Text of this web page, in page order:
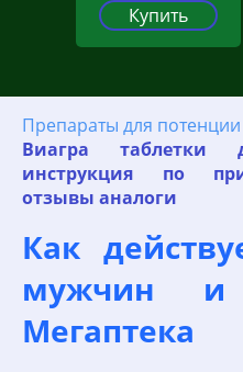
Купить
Препараты для потенции
Виагра
инструкция по
отзывы аналоги
Как
мужчин
Мегаптека